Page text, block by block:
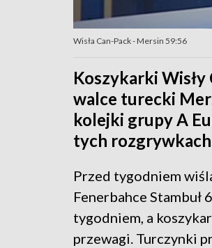
Wisła Can-Pack - Mersin 59:56
Koszykarki
walce turecki
kolejki grupy A
tych
Przed tygodniem
Fenerbahce Stambuł
tygodniem, a
przewagi. Turczynki